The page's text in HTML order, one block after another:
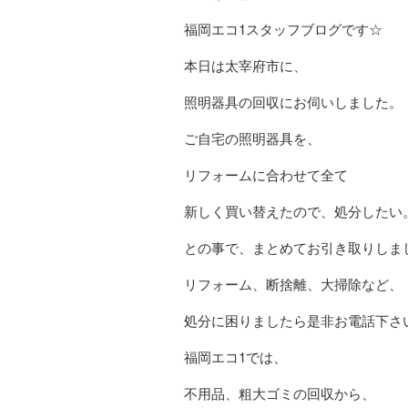
福岡エコ1スタッフブログです☆
本日は太宰府市に、
照明器具の回収にお伺いしました。
ご自宅の照明器具を、
リフォームに合わせて全て
新しく買い替えたので、処分したい。
との事で、まとめてお引き取りしま
リフォーム、断捨離、大掃除など、
処分に困りましたら是非お電話下さ
福岡エコ1では、
不用品、粗大ゴミの回収から、